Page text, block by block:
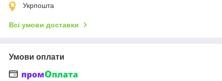
Укрпошта
Всі умови доставки
Умови оплати